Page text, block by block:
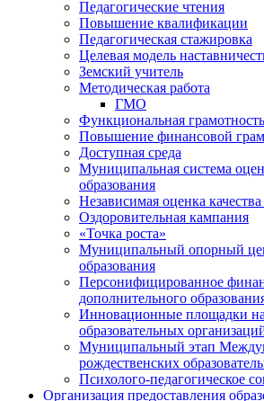
Педагогические чтения
Повышение квалификации
Педагогическая стажировка
Целевая модель
Земский учитель
Методическая работа
ГМО
Функциональная грамотность
Повышение финансовой
Доступная среда
Муниципальная система
образования
Независимая оценка
Оздоровительная кампания
«Точка роста»
Муниципальный опорный
образования
Персонифицированное
дополнительного
Инновационные площадки на
образовательных
Муниципальный этап
рождественских
Психолого-педагогическое
Организация предоставления